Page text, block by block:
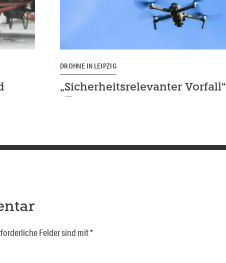
DROHNE IN LEIPZIG
„Sicherheitsrelevanter Vorfall“
Felder sind mit*